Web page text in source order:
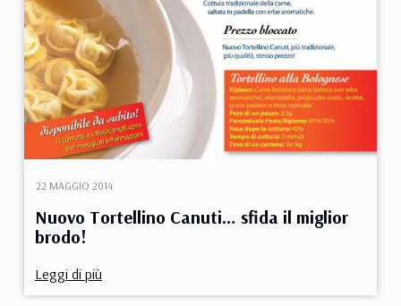
Nuovo Tortellino Canuti… sfida il miglior
brodo!
22 MAGGIO 2014
Leggi di più